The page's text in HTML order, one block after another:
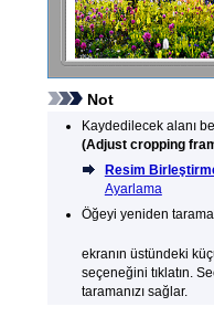
Not
Kaydedilecek alanı
(Adjust cropping
Resim
Ayarlama
Öğeyi yeniden
ekranın üstündeki
seçeneğini tıklatın.
taramanızı sağlar.